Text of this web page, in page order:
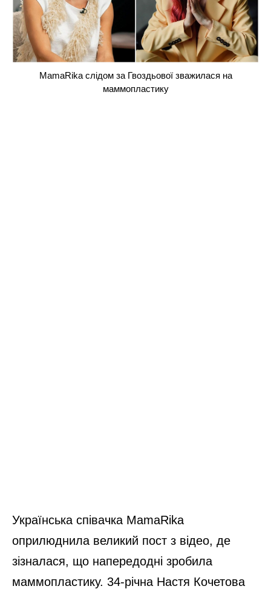
MamaRika слідом за Гвоздьової зважилася на
маммопластику
Українська співачка MamaRika
оприлюднила великий пост з відео, де
зізналася, що напередодні зробила
маммопластику. 34-річна Настя Кочетова